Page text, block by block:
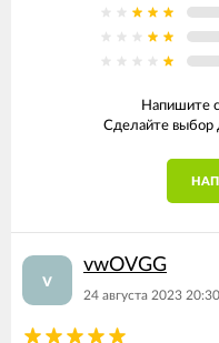
Напишите
Сделайте выбор
v
vwOVGG
24 августа 2023 20:30